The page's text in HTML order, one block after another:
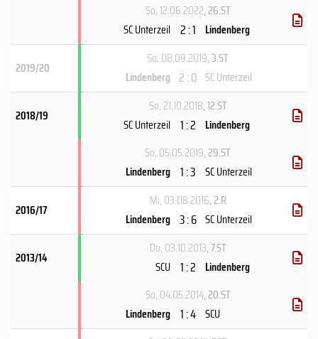
So, 12.06.2022, 26.ST
SC Unterzeil 2 : 1 Lindenberg
2019/20
So, 08.09.2019, 3.ST
Lindenberg 2 : 0 SC Unterzeil
2018/19
So, 21.10.2018, 12.ST
SC Unterzeil 1 : 2 Lindenberg
So, 05.05.2019, 29.ST
Lindenberg 1 : 3 SC Unterzeil
2016/17
Mi, 03.08.2016, 2.R
Lindenberg 3 : 6 SC Unterzeil
2013/14
Do, 03.10.2013, 7.ST
SCU 1 : 2 Lindenberg
So, 04.05.2014, 20.ST
Lindenberg 1 : 4 SCU